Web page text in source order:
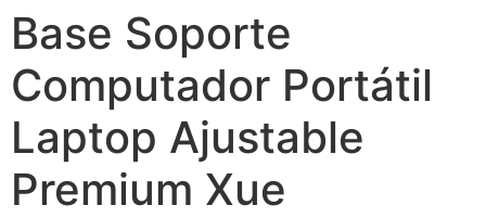
Base Soporte
Computador Portátil
Laptop Ajustable
Premium Xue